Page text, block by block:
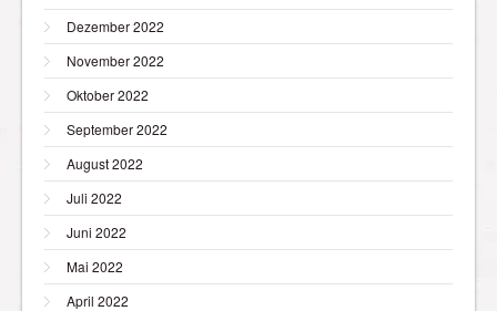
Dezember 2022
November 2022
Oktober 2022
September 2022
August 2022
Juli 2022
Juni 2022
Mai 2022
April 2022